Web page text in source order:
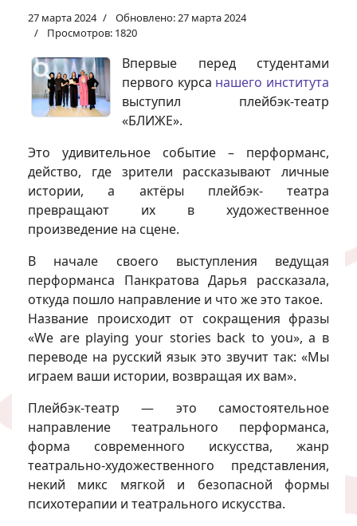
27 марта 2024
Обновлено: 27 марта 2024
Просмотров: 1820
Впервые перед студентами
первого курса нашего института
выступил плейбэк-театр
«БЛИЖЕ».
Это удивительное событие – перформанс,
действо, где зрители рассказывают личные
истории, а актёры плейбэк- театра
превращают их в художественное
произведение на сцене.
В начале своего выступления ведущая
перформанса Панкратова Дарья рассказала,
откуда пошло направление и что же это такое.
Название происходит от сокращения фразы
«We are playing your stories back to you», а в
переводе на русский язык это звучит так: «Мы
играем ваши истории, возвращая их вам».
Плейбэк-театр — это самостоятельное
направление театрального перформанса,
форма современного искусства, жанр
театрально-художественного представления,
некий микс мягкой и безопасной формы
психотерапии и театрального искусства.